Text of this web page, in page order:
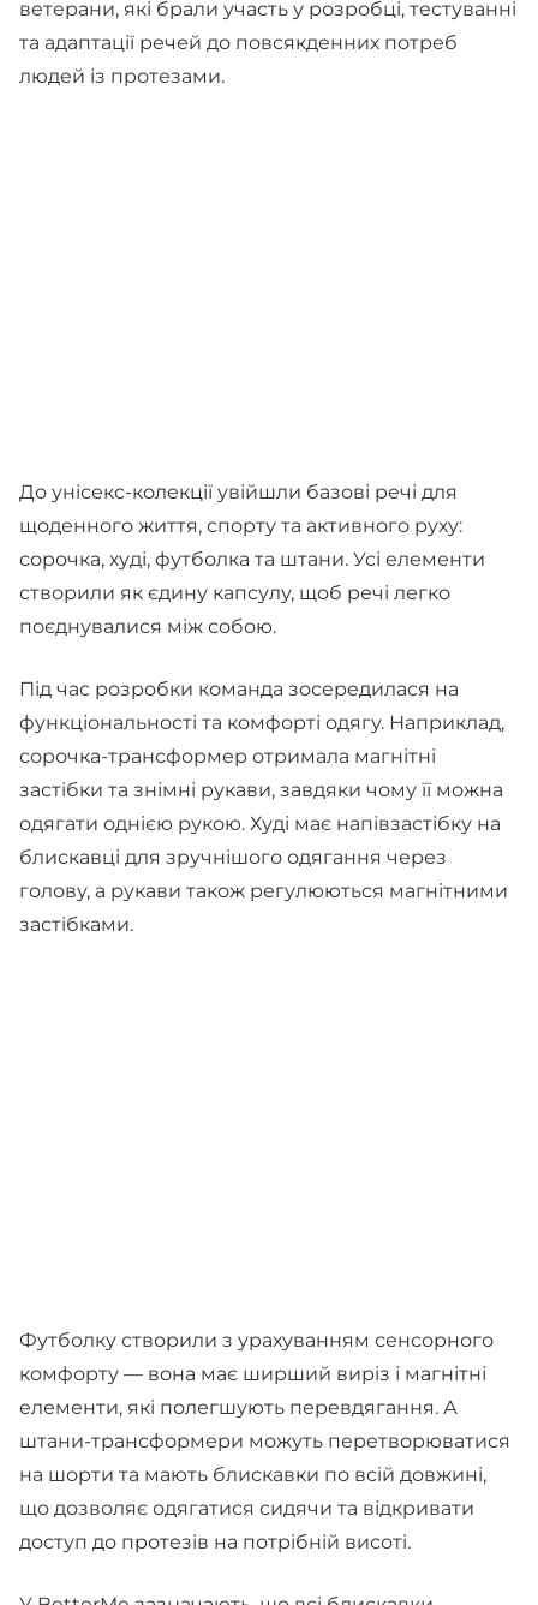
ветерани, які брали участь у розробці, тестуванні
та адаптації речей до повсякденних потреб
людей із протезами.
До унісекс-колекції увійшли базові речі для
щоденного життя, спорту та активного руху:
сорочка, худі, футболка та штани. Усі елементи
створили як єдину капсулу, щоб речі легко
поєднувалися між собою.
Під час розробки команда зосередилася на
функціональності та комфорті одягу. Наприклад,
сорочка-трансформер отримала магнітні
застібки та знімні рукави, завдяки чому її можна
одягати однією рукою. Худі має напівзастібку на
блискавці для зручнішого одягання через
голову, а рукави також регулюються магнітними
застібками.
Футболку створили з урахуванням сенсорного
комфорту — вона має ширший виріз і магнітні
елементи, які полегшують перевдягання. А
штани-трансформери можуть перетворюватися
на шорти та мають блискавки по всій довжині,
що дозволяє одягатися сидячи та відкривати
доступ до протезів на потрібній висоті.